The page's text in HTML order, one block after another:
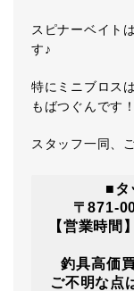
スピナーベイト
す♪
特にミニブロス
もばつぐんです！
スタッフ一同、
■タ
〒871-
【営業時
釣具高価
ご不明な点